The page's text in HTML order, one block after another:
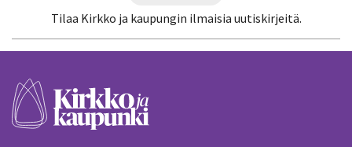
Tilaa Kirkko ja kaupungin ilmaisia uutiskirjeitä.